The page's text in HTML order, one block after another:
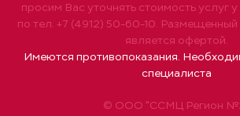
© ООО "ССМЦ Регион
просим Вас уточнять стоимость услуг
по тел. +7 (4912) 50-60-10. Размещенный
является офертой.
Имеются противопоказания.
специалиста